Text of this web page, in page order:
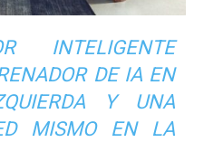
INTELIGENTE
DE IA EN
Y UNA
MISMO EN LA